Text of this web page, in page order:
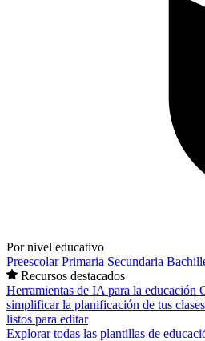
Por nivel educativo
PreescolarPrimaria Secundaria
Recursos destacados
Herramientas de IA para la educación
simplificar la planificación de tus clases
listos para editar
Explorar todas las plantillas de